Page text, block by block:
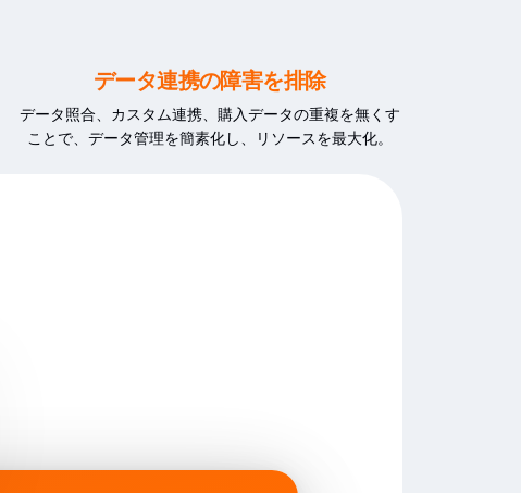
データ連携の障害を排除
データ照合、カスタム連携、購入データの重複を無くす
ことで、データ管理を簡素化し、リソースを最大化。